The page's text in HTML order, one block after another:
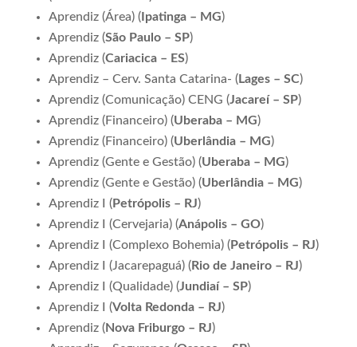
Aprendiz (Área) (Ipatinga – MG)
Aprendiz (São Paulo – SP)
Aprendiz (Cariacica – ES)
Aprendiz – Cerv. Santa Catarina- (Lages – SC)
Aprendiz (Comunicação) CENG (Jacareí – SP)
Aprendiz (Financeiro) (Uberaba – MG)
Aprendiz (Financeiro) (Uberlândia – MG)
Aprendiz (Gente e Gestão) (Uberaba – MG)
Aprendiz (Gente e Gestão) (Uberlândia – MG)
Aprendiz I (Petrópolis – RJ)
Aprendiz I (Cervejaria) (Anápolis – GO)
Aprendiz I (Complexo Bohemia) (Petrópolis – RJ)
Aprendiz I (Jacarepaguá) (Rio de Janeiro – RJ)
Aprendiz I (Qualidade) (Jundiaí – SP)
Aprendiz I (Volta Redonda – RJ)
Aprendiz (Nova Friburgo – RJ)